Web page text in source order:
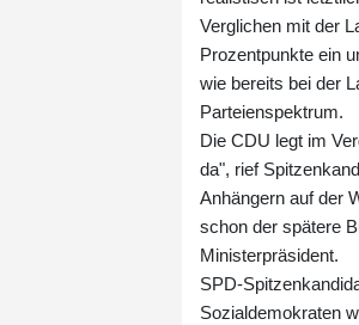
Verglichen mit der
Prozentpunkte ein
wie bereits bei der
Parteienspektrum.
Die CDU legt im
da", rief
Anhängern auf der
schon der spätere
Ministerpräsident.
SPD-
Sozialdemokraten